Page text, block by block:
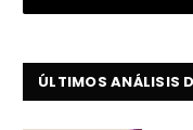
ÚLTIMOS ANÁLISIS